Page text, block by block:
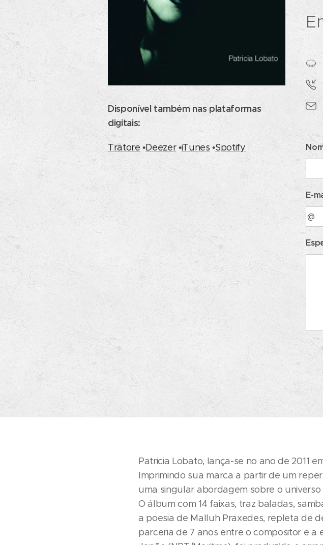
Disponível também nas plataformas
digitais:
Tratore •Deezer•iTunes•Spotify
E-
Patricia Lobato, lança-se no ano de 2011
Imprimindo sua marca a partir de um
uma singular abordagem sobre o
O álbum com 14 faixas, traz baladas,
a poesia de Malluh Praxedes, repleta de
parceria de 7 anos entre o compositor e a